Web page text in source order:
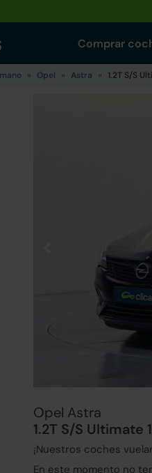
Comprar
Opel Astra 1.2T S/S
Opel Astra
1.2T S/S Ultimate
¡Nuestros coches
En este momento no